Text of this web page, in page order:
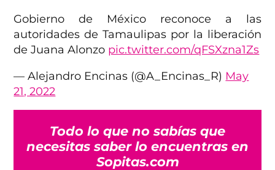
Gobierno de México reconoce a las
autoridades de Tamaulipas por la liberación
de Juana Alonzo pic.twitter.com/qFSXzna1Zs
— Alejandro Encinas (@A_Encinas_R) May
21, 2022
Todo lo que no sabías que
necesitas saber lo encuentras en
Sopitas.com